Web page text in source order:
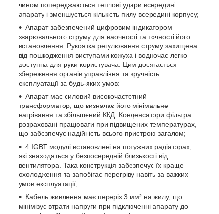
чином попереджаються теплові удари всередині
апарату і зменшується кількість пилу всередині корпусу;
Апарат забезпечений цифровим індикатором
зварювального струму для наочності та точності його
встановлення. Рукоятка регулювання струму захищена
від пошкодження виступами кожуха і водночас легко
доступна для руки користувача. Цим досягається
збереження органів управління та зручність
експлуатації за будь-яких умов;
Апарат має силовий високочастотний
трансформатор, що визначає його мінімальне
нагрівання та збільшений ККД. Конденсатори фільтра
розраховані працювати при підвищених температурах,
що забезпечує надійність всього пристрою загалом;
4 IGBT модулі встановлені на потужних радіаторах,
які знаходяться у безпосередній близькості від
вентилятора. Така конструкція забезпечує їх краще
охолодження та запобігає перегріву навіть за важких
умов експлуатації;
Кабель живлення має переріз 3 мм² на жилу, що
мінімізує втрати напруги при підключенні апарату до